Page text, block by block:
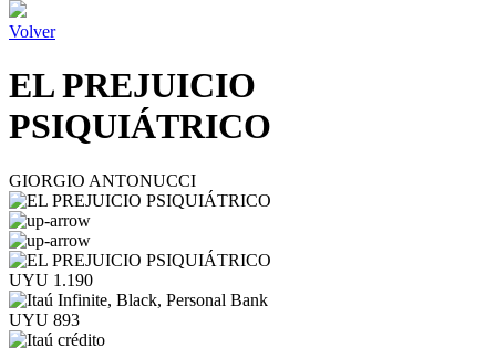
Volver
EL PREJUICIO
PSIQUIÁTRICO
GIORGIO ANTONUCCI
UYU 1.190
UYU 893